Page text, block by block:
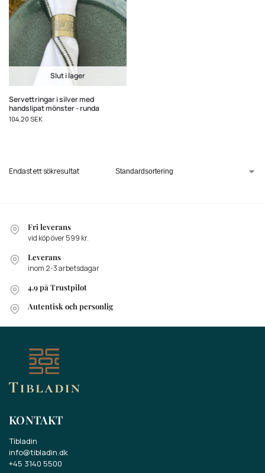
Slut i lager
Servettringar i silver med
handslipat mönster - runda
104,20 SEK
Endast ett sökresultat
Fri leverans
vid köp över 599 kr.
Leverans
inom 2-3 arbetsdagar
4.9 på Trustpilot
Autentisk och personlig
KONTAKT
Tibladin
info@tibladin.dk
+45 3140 5500